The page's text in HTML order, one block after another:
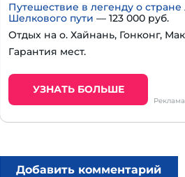
Путешествие в легенду о
Шелкового пути — 123 000 руб.
Отдых на о. Хайнань, Гонконг,
Гарантия мест.
УЗНАТЬ БОЛЬШЕ
Добавить комментарий